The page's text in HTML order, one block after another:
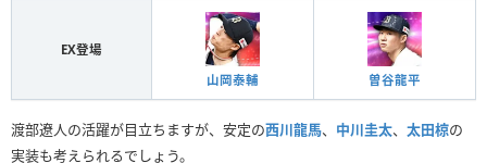
EX登場
山岡泰輔
曽谷龍平
渡部遼人の活躍が目立ちますが、安定の西川龍馬、 中川圭太、 太田椋の
実装も考えられるでしょう。